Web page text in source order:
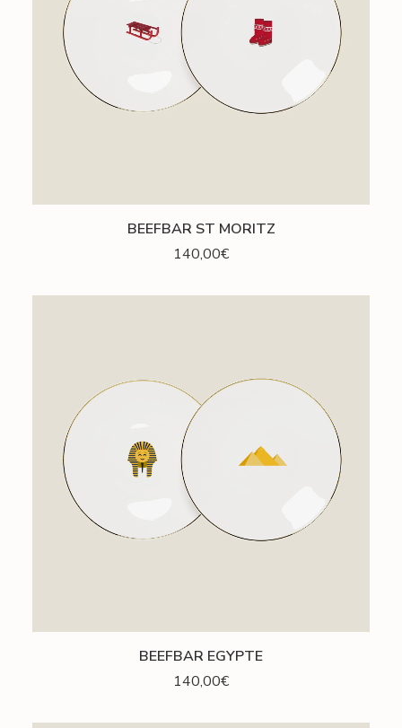
AJOUTER AU PANIER
BEEFBAR ST MORITZ
140,00€
AJOUTER AU PANIERBEEFBAR EGYPTE
140,00€